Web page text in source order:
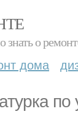
знать о
дома
по